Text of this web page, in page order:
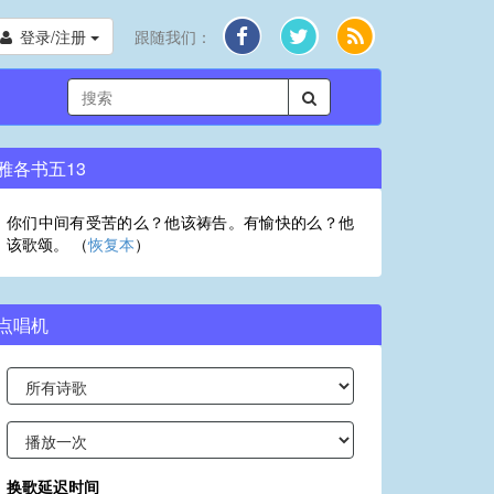
登录/注册 跟随我们：
各书五13
你们中间有受苦的么？他该祷告。有愉快的么？他
该歌颂。 （恢复本）
唱机
换歌延迟时间